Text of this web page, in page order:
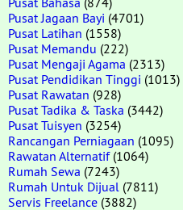
Pusat Jagaan Bayi (4701)
Pusat Latihan (1558)
Pusat Memandu (222)
Pusat Mengaji Agama (2313)
Pusat Pendidikan Tinggi (1013)
Pusat Rawatan (928)
Pusat Tadika & Taska (3442)
Pusat Tuisyen (3254)
Rancangan Perniagaan (1095)
Rawatan Alternatif(1064)
Rumah Sewa (7243)
Rumah Untuk Dijual (7811)
Servis Freelance (3882)